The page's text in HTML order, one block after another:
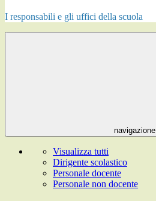
I responsabili e gli uffici della scuola
navigazione
Visualizza tutti
Dirigente scolastico
Personale docente
Personale non docente